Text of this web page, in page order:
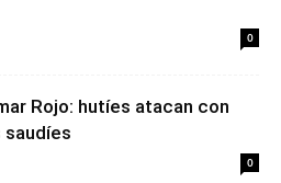
0
Rojo: hutíes atacan con
0